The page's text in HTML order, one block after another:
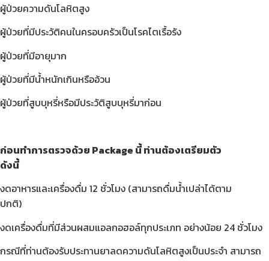
ผู้ป่วยความดันโลหิตสูง
ผู้ป่วยที่มีประวัติคนในครอบครัวเป็นโรคไตเรื้อรัง
ผู้ป่วยที่มีอายุมาก
ผู้ป่วยที่มีน้ำหนักเกินหรืออ้วน
ผู้ป่วยที่สูบบุหรี่หรือมีประวัติสูบบุหรี่มาก่อน
ก่อนทำการตรวจด้วย Package นี้ ท่านต้องเตรียมตัว
ดังนี้
งดอาหารและเครื่องดื่ม 12 ชั่วโมง (สามารถดื่มน้ำเปล่าได้ตาม
ปกติ)
งดเครื่องดื่มที่มีส่วนผสมแอลกอฮอล์ทุกประเภท อย่างน้อย 24 ชั่วโมง
กรณีที่ท่านต้องรับประทานยาลดความดันโลหิตสูงเป็นประจำ สามารถ